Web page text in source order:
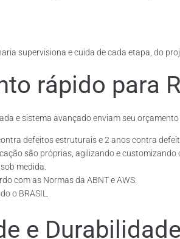
supervisiona e cuida de cada etapa, do
rápido para
e sistema avançado enviam seu
defeitos estruturais e 2 anos contra
são próprias, agilizando e customizando
medida.
com as Normas da ABNT e AWS.
o BRASIL.
e